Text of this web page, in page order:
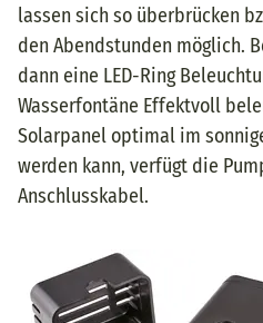
lassen sich so überbrücken
den Abendstunden möglich.
dann eine LED-Ring
Wasserfontäne Effektvoll
Solarpanel optimal im
werden kann, verfügt die
Anschlusskabel.